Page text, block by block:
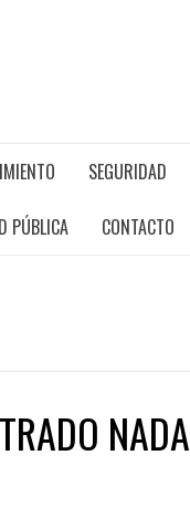
SEGURIDAD
PÚBLICA CONTACTO
NADA